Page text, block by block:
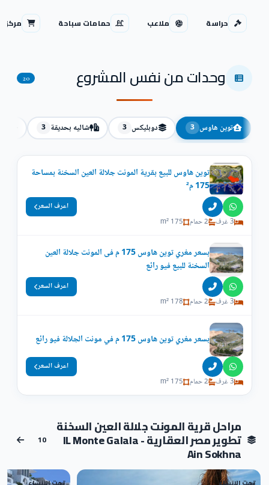
حراسة ملاعب حمامات سباحة مركز
وحدات من نفس المشروع 20
توين هاوس 3 دوبليكس 3 شاليه بحديقة 3
توين هاوس للبيع بقرية المونت جلالة العين السخنة بمساحة
175 م²
3 غرف 2 حمام 175 m²
اعرف السعر
بسعر مغري توين هاوس 175 م فى المونت جلالة العين
السخنة للبيع فيو رائع
3 غرف 2 حمام 178 m²
اعرف السعر
بسعر مغري توين هاوس 175 م في مونت الجلالة فيو رائع
3 غرف 2 حمام 175 m²
اعرف السعر
مراحل قرية المونت جلالة العين السخنة
تطوير مصر العقارية - IL Monte Galala
Ain Sokhna
10
تحت الإنشاء تحت الإنشاء